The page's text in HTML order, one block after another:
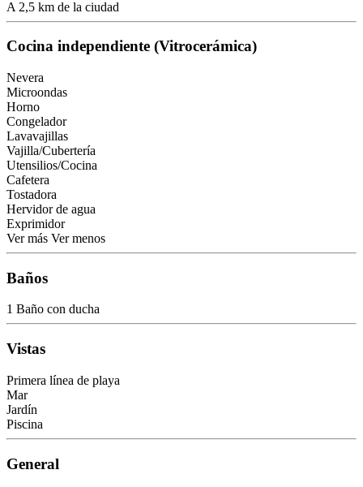
A 2,5 km de la ciudad
Cocina independiente (Vitrocerámica)
Nevera
Microondas
Horno
Congelador
Lavavajillas
Vajilla/Cubertería
Utensilios/Cocina
Cafetera
Tostadora
Hervidor de agua
Exprimidor
Ver más Ver menos
Baños
1 Baño con ducha
Vistas
Primera línea de playa
Mar
Jardín
Piscina
General